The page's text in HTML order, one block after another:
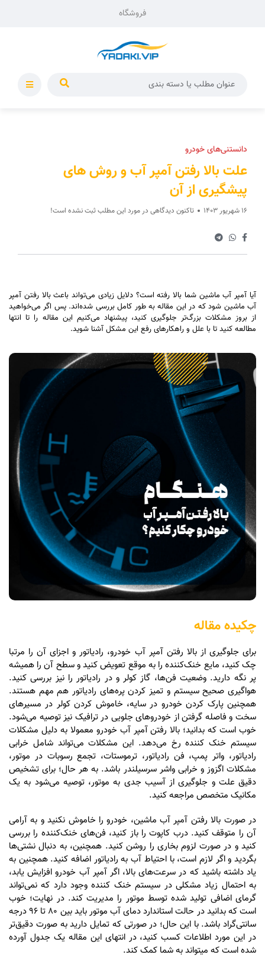
فروشگاه
دانستنی‌های خودرو
علت بالا رفتن آمپر آب و روش‌ های
پیشگیری از آن
16 شهریور 1403 تاکنون دیدگاهی در مورد این مطلب ثبت نشده است!
آیا آمپر آب ماشین شما بالا رفته است؟ دلایل زیادی می‌تواند باعث بالا رفتن آمپر
آب ماشین شود که در این مقاله به طور کامل بررسی شده‌اند. پس اگر می‌خواهید
از بروز مشکلات بزرگ‌تر جلوگیری کنید، پیشنهاد می‌کنیم این مقاله را تا انتها
مطالعه کنید تا با علل و راهکارهای رفع این مشکل آشنا شوید.
چکیده مقاله
برای جلوگیری از بالا رفتن آمپر آب خودرو، رادیاتور و اجزای آن را مرتبا
چک کنید، مایع خنک‌کننده را به موقع تعویض کنید و سطح آن را همیشه
پر نگه دارید. وضعیت فن‌ها، گاز کولر و در رادیاتور را نیز بررسی کنید.
هواگیری صحیح سیستم و تمیز کردن پره‌های رادیاتور هم مهم هستند.
همچنین پارک کردن خودرو در سایه، خاموش کردن کولر در مسیرهای
سخت و فاصله گرفتن از خودروهای جلویی در ترافیک نیز توصیه می‌شود.
خوب است که بدانید؛ بالا رفتن آمپر آب خودرو معمولا به دلیل مشکلات
سیستم خنک‌ کننده رخ می‌دهد. این مشکلات می‌تواند شامل خرابی
رادیاتور، واتر پمپ، فن رادیاتور، ترموستات، تجمع رسوبات در موتور،
مشکلات اگزوز و خرابی واشر سرسیلندر باشد. به هر حال؛ برای تشخیص
دقیق علت و جلوگیری از آسیب جدی به موتور، توصیه می‌شود به یک
مکانیک متخصص مراجعه کنید.
در صورت بالا رفتن آمپر آب ماشین، خودرو را خاموش نکنید و به آرامی
آن را متوقف کنید. درب کاپوت را باز کنید، فن‌های خنک‌کننده را بررسی
کنید و در صورت لزوم بخاری را روشن کنید. همچنین، به دنبال نشتی‌ها
بگردید و اگر لازم است، با احتیاط آب به رادیاتور اضافه کنید. همچنین به
یاد داشته باشید که در سرعت‌های بالا، اگر آمپر آب خودرو افزایش یابد،
به احتمال زیاد مشکلی در سیستم خنک‌ کننده وجود دارد که نمی‌تواند
گرمای اضافی تولید شده توسط موتور را مدیریت کند. در نهایت؛ خوب
است که بدانید در حالت استاندارد دمای آب موتور باید بین 80 تا 96 درجه
سانتی‌گراد باشد. با این حال؛ در صورتی که تمایل دارید به صورت دقیق‌تر
در این مورد اطلاعات کسب کنید، در انتهای این مقاله یک جدول آورده
شده است که میتواند به شما کمک کند.